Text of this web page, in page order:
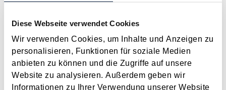
Diese Webseite verwendet Cookies
Wir verwenden Cookies, um Inhalte und Anzeigen zu
personalisieren, Funktionen für soziale Medien
anbieten zu können und die Zugriffe auf unsere
Website zu analysieren. Außerdem geben wir
Informationen zu Ihrer Verwendung unserer Website
Hauptwohnsitzbefreiung erfüllt sind....
Langtext
empfehlen drucken
Tagesgelder auch bei eintägiger Reise ohne
Nächtigung